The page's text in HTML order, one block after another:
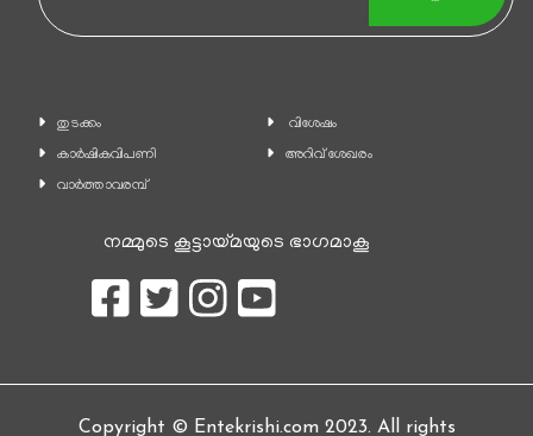
തുടക്കം
കാ‍ർഷികവിപണി
വാര്‍ത്താവരമ്പ്
വിശേഷം
അറിവ് ശേഖരം
നമ്മുടെ കൂട്ടായ്മയുടെ ഭാഗമാകൂ
Copyright © Entekrishi.com 2023. All rights